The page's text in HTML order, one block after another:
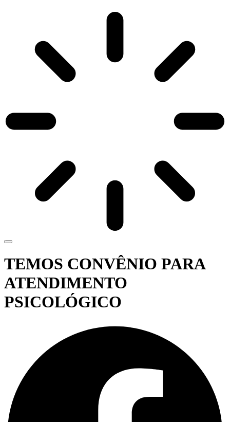
TEMOS CONVÊNIO PARA
ATENDIMENTO
PSICOLÓGICO